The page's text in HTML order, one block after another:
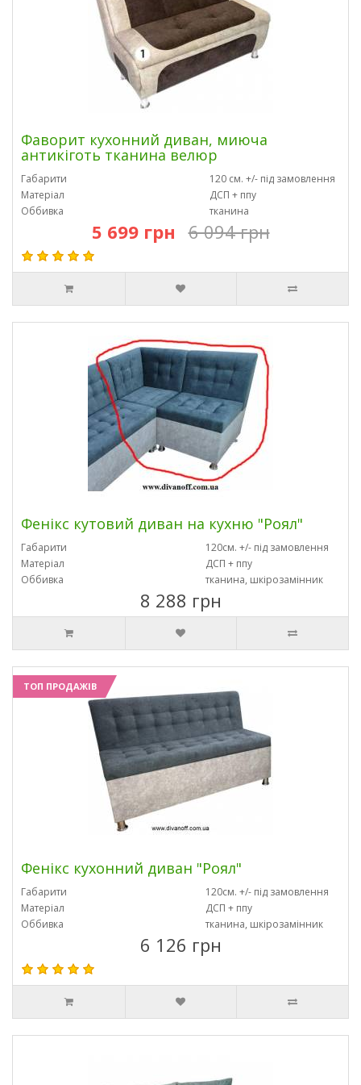
Фаворит кухонний диван, миюча
антикіготь тканина велюр
Габарити
120 см. +/- під замовлення
Матеріал
ДСП + ппу
Оббивка
тканина
5 699 грн 6 094 грн
Фенікс кутовий диван на кухню "Роял"
Габарити
120см. +/- під замовлення
Матеріал
ДСП + ппу
Оббивка
тканина, шкірозамінник
8 288 грн
ТОП ПРОДАЖІВ
Фенікс кухонний диван "Роял"
Габарити
120см. +/- під замовлення
Матеріал
ДСП + ппу
Оббивка
тканина, шкірозамінник
6 126 грн